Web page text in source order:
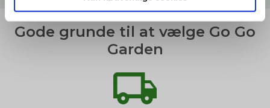
Gode grunde til at vælge Go Go
Garden